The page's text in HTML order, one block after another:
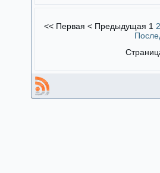
<< Первая < Предыдущая 1 2